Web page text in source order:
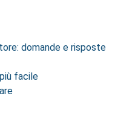
domande e risposte
facile